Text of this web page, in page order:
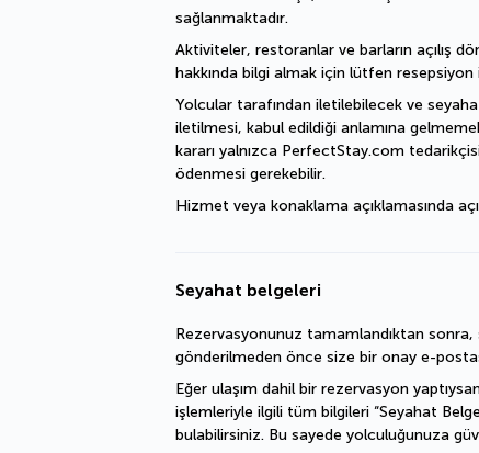
sağlanmaktadır.
Aktiviteler, restoranlar ve barların açılış
hakkında bilgi almak için lütfen
Yolcular tarafından iletilebilecek ve
iletilmesi, kabul edildiği anlamına
kararı yalnızca PerfectStay.com
ödenmesi gerekebilir.
Hizmet veya konaklama açıklamasında
Seyahat belgeleri
Rezervasyonunuz tamamlandıktan
gönderilmeden önce size bir onay e-
Eğer ulaşım dahil bir rezervasyon
işlemleriyle ilgili tüm bilgileri “Seyahat
bulabilirsiniz. Bu sayede yolculuğunuza